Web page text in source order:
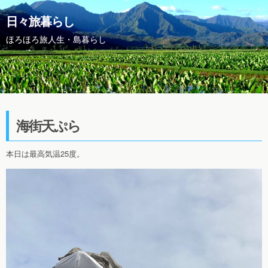
日々旅暮らし
ほろほろ旅人生・島暮らし
海街天ぷら
本日は最高気温25度。